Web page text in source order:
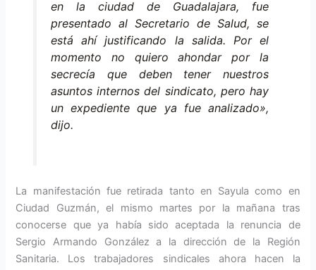
en la ciudad de Guadalajara, fue
presentado al Secretario de Salud, se
está ahí justificando la salida. Por el
momento no quiero ahondar por la
secrecía que deben tener nuestros
asuntos internos del sindicato, pero hay
un expediente que ya fue analizado»,
dijo.
La manifestación fue retirada tanto en Sayula como en
Ciudad Guzmán, el mismo martes por la mañana tras
conocerse que ya había sido aceptada la renuncia de
Sergio Armando González a la dirección de la Región
Sanitaria. Los trabajadores sindicales ahora hacen la